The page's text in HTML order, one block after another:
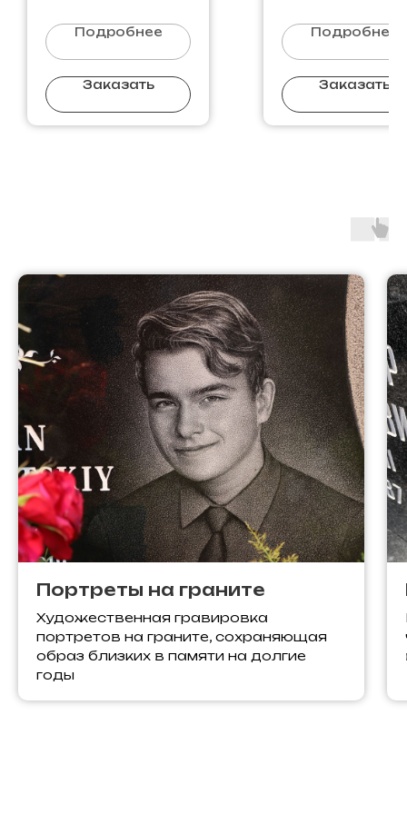
Подробнее
Заказать
Подробнее
Заказать
Портреты на граните
Художественная гравировка
портретов на граните, сохраняющая
образ близких в памяти на долгие
годы